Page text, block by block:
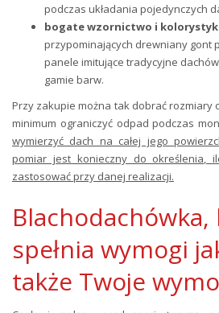
podczas układania pojedynczych
bogate wzornictwo i
przypominających drewniany gont
panele imitujące tradycyjne
gamie barw.
Przy zakupie można tak dobrać rozmiary
minimum ograniczyć odpad podczas
wymierzyć dach na całej jego
pomiar jest konieczny do określenia,
zastosować przy danej realizacji.
spełnia wymogi
także Twoje